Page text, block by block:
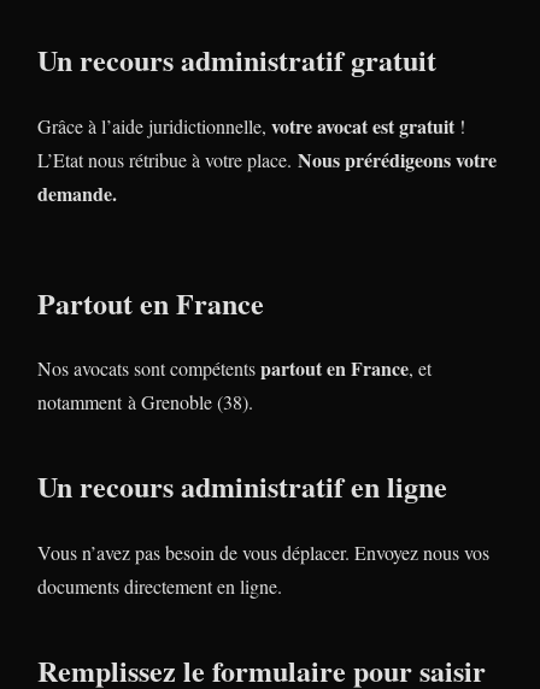
Un recours administratif gratuit
Grâce à l’aide juridictionnelle, votre avocat est gratuit !
L’Etat nous rétribue à votre place. Nous prérédigeons votre
demande.
Partout en France
Nos avocats sont compétentspartout en France, et
notamment à Grenoble (38).
Un recours administratif en ligne
Vous n’avez pas besoin de vous déplacer. Envoyez nous vos
documents directement en ligne.
Remplissez le formulaire pour saisir